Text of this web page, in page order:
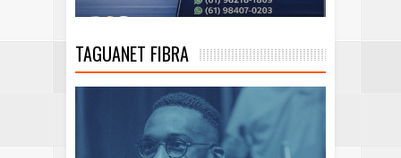
TAGUANET FIBRA